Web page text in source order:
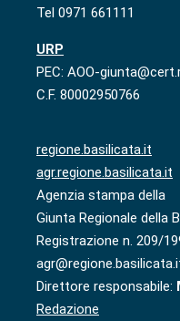
Tel 0971 661111
URP
PEC: AOO-
C.F. 80002950766
regione.basilicata.it
agr.regione.basilicata.it
Agenzia stampa della
Giunta Regionale della
Registrazione n. 209/
Direttore responsabile:
Redazione